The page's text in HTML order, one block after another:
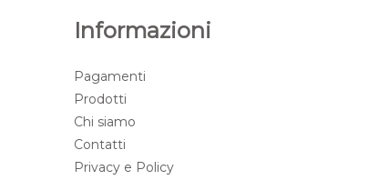
Informazioni
Pagamenti
Prodotti
Chi siamo
Contatti
Privacy e Policy